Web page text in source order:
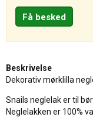
Beskrivelse
Dekorativ mørklilla
Snails neglelak er til
Neglelakken er 100%